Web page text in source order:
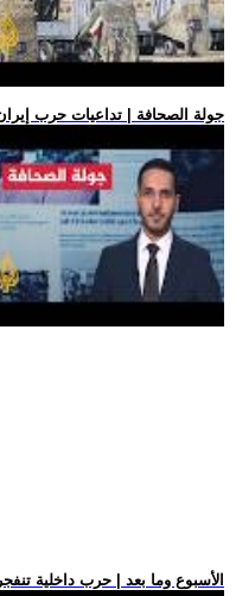
.. جولة الصحافة | تداعيات حرب
.. الأسبوع وما بعد | حرب داخلية